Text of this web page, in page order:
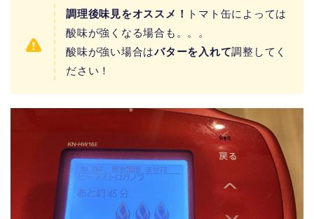
調理後味見をオススメ！
トマト缶によっては
酸味が強くなる場合も。。。
酸味が強い場合はバターを入れて調整してく
ださい！